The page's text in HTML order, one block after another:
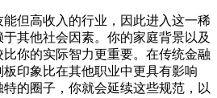
但高收入的行业，因此进入这一稀
其他社会因素。你的家庭背景以及
你的实际智力更重要。在传统金融
印象比在其他职业中更具有影响
的圈子，你就会延续这些规范，以